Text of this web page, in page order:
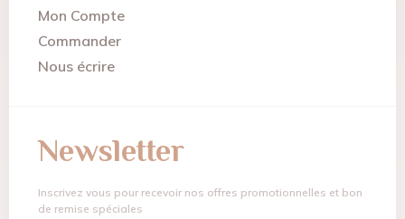
Mon Compte
Commander
Nous écrire
Newsletter
Inscrivez vous pour recevoir nos offres promotionnelles et bon
de remise spéciales